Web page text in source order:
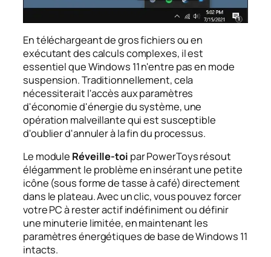
En téléchargeant de gros fichiers ou en
exécutant des calculs complexes, il est
essentiel que Windows 11 n'entre pas en mode
suspension. Traditionnellement, cela
nécessiterait l'accès aux paramètres
d'économie d'énergie du système, une
opération malveillante qui est susceptible
d'oublier d'annuler à la fin du processus.
Le module Réveille-toi par PowerToys résout
élégamment le problème en insérant une petite
icône (sous forme de tasse à café) directement
dans le plateau. Avec un clic, vous pouvez forcer
votre PC à rester actif indéfiniment ou définir
une minuterie limitée, en maintenant les
paramètres énergétiques de base de Windows 11
intacts.